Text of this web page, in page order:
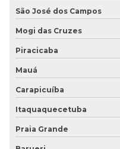
Piso para deficiente
Piso moeda de borracha
Piso moeda em placas
Piso pastilhado
Piso pastilhado
São José dos Campos
Mogi das Cruzes
Piracicaba
Mauá
Carapicuíba
Itaquaquecetuba
Praia Grande